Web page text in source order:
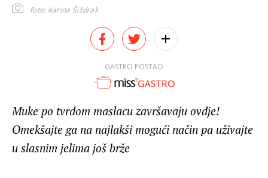
foto: Karina Šiždrak
GASTRO POSTAO
Muke po tvrdom maslacu završavaju ovdje!
Omekšajte ga na najlakši mogući način pa uživajte
u slasnim jelima još brže